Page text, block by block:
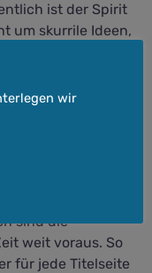
ist der Spirit
um skurrile Ideen,
aus 12 Jahren
Man versuchte
des
an
einzigartigen
sind die
weit voraus. So
für jede Titelseite
wir